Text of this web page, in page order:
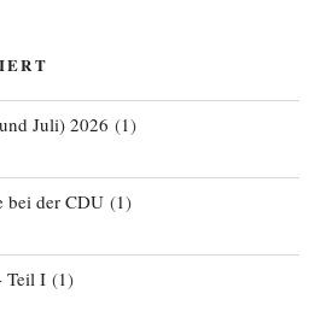
Juli) 2026 (1)
bei der CDU(1)
Teil I(1)